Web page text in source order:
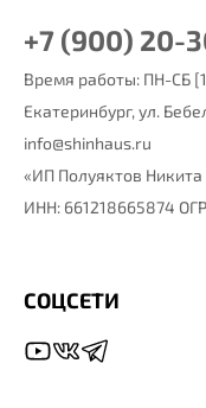
+7 (900) 20-
Время работы: ПН-СБ
Екатеринбург, ул.
info@shinhaus.ru
«ИП Полуяктов
ИНН: 661218665874
СОЦСЕТИ